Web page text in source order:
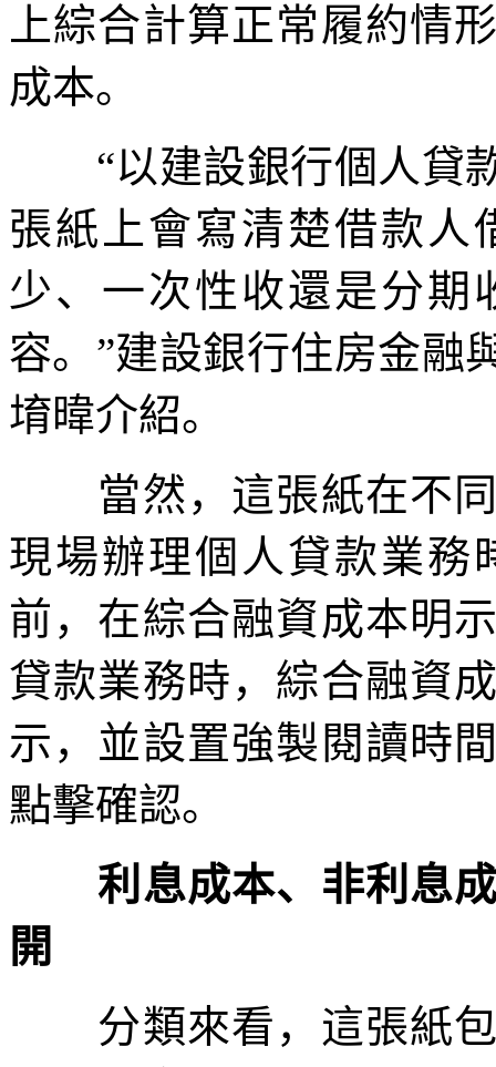
上綜合計算正常履約情
成本。
“以建設銀行個人貸款
張紙上會寫清楚借款人
少、一次性收還是分期
容。”建設銀行住房金融
堉暐介紹。
當然，這張紙在不同
現場辦理個人貸款業務
前，在綜合融資成本明
貸款業務時，綜合融資
示，並設置強製閱讀時
點擊確認。
利息成本、非利息成
開
分類來看，這張紙包